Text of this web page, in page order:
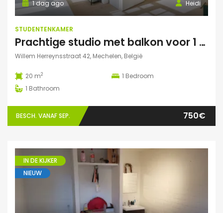
Heidi
1 dag ago
STUDENTENKAMER
Prachtige studio met balkon voor 1 student(e)!
Willem Herreynsstraat 42, Mechelen, België
20 m2 1 Bedroom
1 Bathroom
BESCH. VANAF SEP. 750€
IN DE KIJKER
NIEUW